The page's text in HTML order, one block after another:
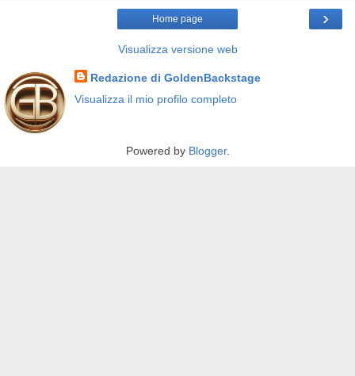
›
Home page
Visualizza versione web
Redazione di GoldenBackstage
Visualizza il mio profilo completo
Powered by Blogger.